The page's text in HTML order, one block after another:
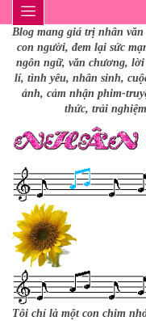
Blog mang giá trị nhân
con người, đem lại sức
ngôn ngữ, văn chương,
lí, tình yêu, nhân sinh,
ảnh, cảm nhận phim-
thức, trải
Tôi chỉ là một con chim